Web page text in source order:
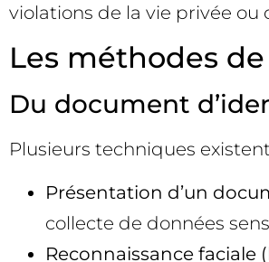
violations de la vie privée ou
Les méthodes
Du document
Plusieurs techniques
Présentation d’un
collecte de données
Reconnaissance faciale